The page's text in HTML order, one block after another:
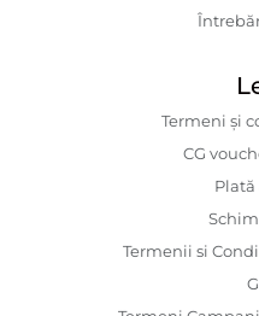
Termeni și
CG
Plată
Termenii si